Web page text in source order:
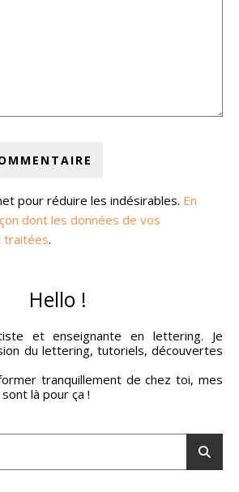
pour réduire les indésirables. En
dont les données de vos
traitées.
Hello !
et enseignante en lettering. Je
du lettering, tutoriels, découvertes
tranquillement de chez toi, mes
là pour ça !